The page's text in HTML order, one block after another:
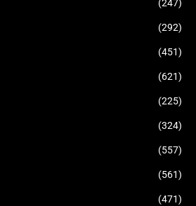
(247)
(292)
(451)
(621)
(225)
(324)
(557)
(561)
(471)